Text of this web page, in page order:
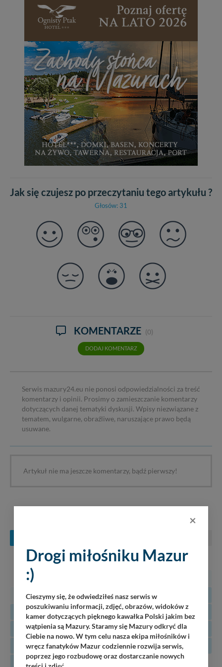
Jak się czujesz po przeczytaniu tego artykułu ?
Głosów: 31
KOMENTARZE (0)
DODAJ KOMENTARZ
Serwis mazury24.eu nie ponosi odpowiedzialności za treść
komentarzy i opinii. Prosimy o zamieszczanie komentarzy
dotyczących danej tematyki dyskusji. Wpisy niezwiązane z
tematem, wulgarne, obraźliwe, naruszające prawo będą
usuwane.
Artykuł nie ma jeszcze komentarzy, bądź pierwszy!
PN WT ŚR CZ PT SO
27
3
4 5 6 7
10
11 12 13 14 15
17
18 19 20 21 22
24
25 26 27 28 29
31
×
Drogi miłośniku Mazur
:)
Cieszymy się, że odwiedziłeś nasz serwis w
poszukiwaniu informacji, zdjęć, obrazów, widoków z
kamer dotyczących pięknego kawałka Polski jakim bez
wątpienia są Mazury. Staramy się Mazury odkryć dla
Ciebie na nowo. W tym celu nasza ekipa miłośników i
wręcz fanatyków Mazur codziennie rozwija serwis,
poprzez jego rozbudowę oraz dostarczanie nowych